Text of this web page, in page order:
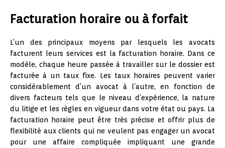
Facturation horaire ou à forfait
L’un des principaux moyens par lesquels les avocats
facturent leurs services est la facturation horaire. Dans ce
modèle, chaque heure passée à travailler sur le dossier est
facturée à un taux fixe. Les taux horaires peuvent varier
considérablement d’un avocat à l’autre, en fonction de
divers facteurs tels que le niveau d’expérience, la nature
du litige et les règles en vigueur dans votre état ou pays. La
facturation horaire peut être très précise et offrir plus de
flexibilité aux clients qui ne veulent pas engager un avocat
pour une affaire compliquée impliquant une grande